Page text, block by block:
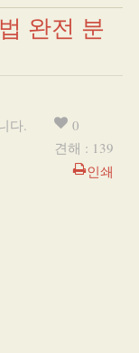
완전 분
다.
0
견해 : 139
인쇄